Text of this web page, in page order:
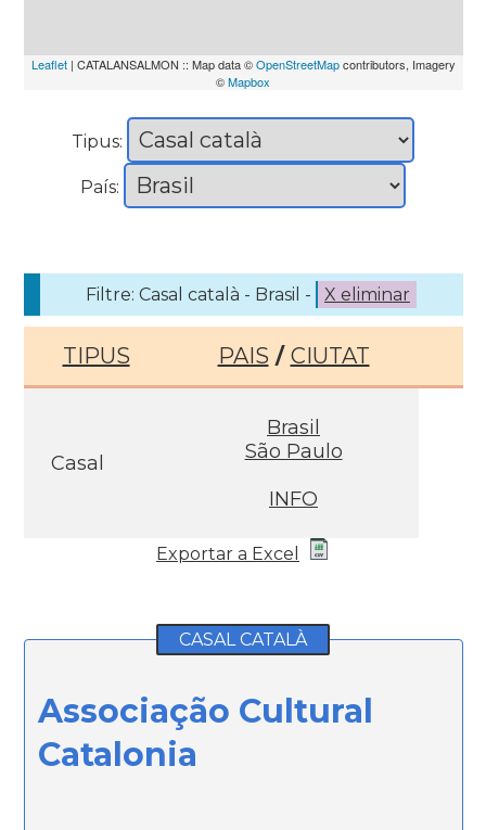
Leaflet| CATALANSALMON :: Map data ©OpenStreetMapcontributors, Imagery
©Mapbox
Tipus:
País:
Filtre: Casal català - Brasil - X eliminar
TIPUS PAIS / CIUTAT
Casal
Brasil
São Paulo
INFO
Exportar a Excel
CASAL CATALÀ
Associação Cultural
Catalonia